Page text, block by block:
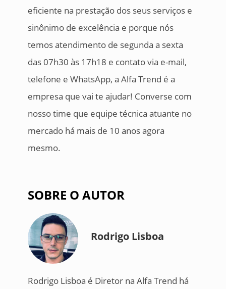
eficiente na prestação dos seus serviços e
sinônimo de excelência e porque nós
temos atendimento de segunda a sexta
das 07h30 às 17h18 e contato via e-mail,
telefone e WhatsApp, a Alfa Trend é a
empresa que vai te ajudar! Converse com
nosso time que equipe técnica atuante no
mercado há mais de 10 anos agora
mesmo.
SOBRE O AUTOR
Rodrigo Lisboa
Rodrigo Lisboa é Diretor na Alfa Trend há